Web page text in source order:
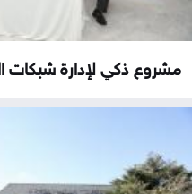
مشروع ذكي لإدارة شبكات